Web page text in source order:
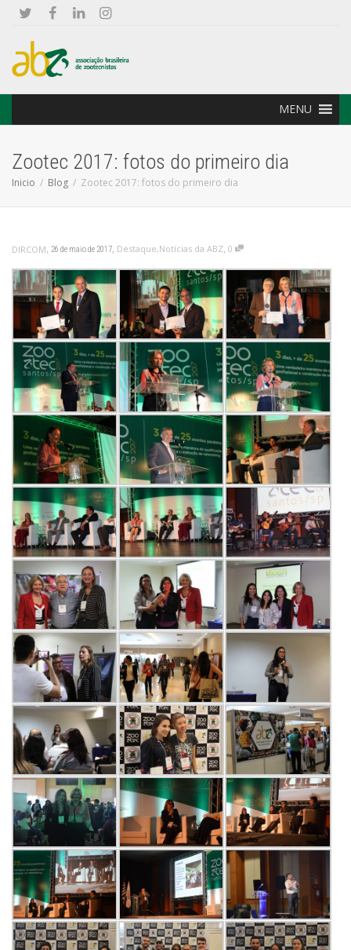
MENU
Zootec 2017: fotos do primeiro dia
Inicio Blog Zootec 2017: fotos do primeiro dia
DIRCOM, 26 de maio de 2017, Destaque,Notícias da ABZ, 0